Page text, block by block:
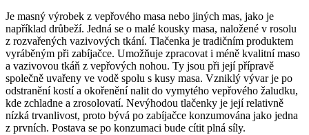
Je masný výrobek z vepřového masa nebo jiných mas, jako je
například drůbeží. Jedná se o malé kousky masa, naložené v rosolu
z rozvařených vazivových tkání. Tlačenka je tradičním produktem
vyráběným při zabíjačce. Umožňuje zpracovat i méně kvalitní maso
a vazivovou tkáň z vepřových nohou. Ty jsou při její přípravě
společně uvařeny ve vodě spolu s kusy masa. Vzniklý vývar je po
odstranění kostí a okořenění nalit do vymytého vepřového žaludku,
kde zchladne a zrosolovatí. Nevýhodou tlačenky je její relativně
nízká trvanlivost, proto bývá po zabíjačce konzumována jako jedna
z prvních. Postava se po konzumaci bude cítit plná síly.